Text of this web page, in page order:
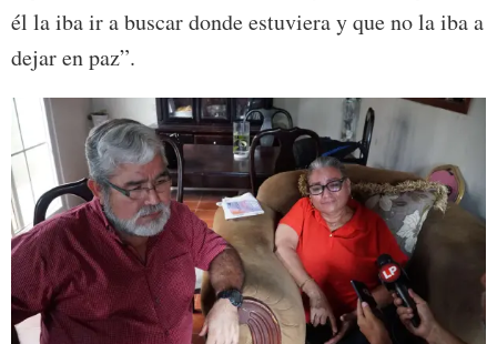
él la iba ir a buscar donde estuviera y que no la iba a
dejar en paz”.